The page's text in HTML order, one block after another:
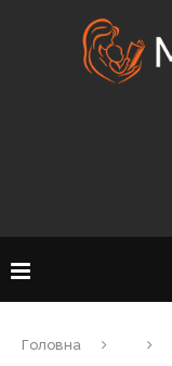
Головна